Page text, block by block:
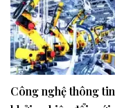
Công nghệ thông